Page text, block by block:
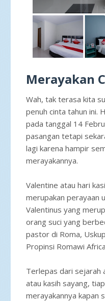
Merayakan
Wah, tak terasa kita
penuh cinta tahun ini.
pada tanggal 14
pasangan tetapi
lagi karena hampir
merayakannya.
Valentine atau hari
merupakan perayaan
Valentinus yang
orang suci yang
pastor di Roma,
Propinsi Romawi
Terlepas dari sejarah
atau kasih sayang,
merayakannya kapan